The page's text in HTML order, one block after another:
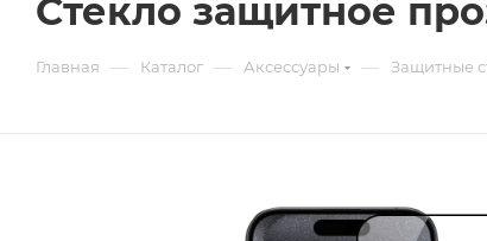
Стекло защитное
Главная — Каталог — Аксессуары — Защитные